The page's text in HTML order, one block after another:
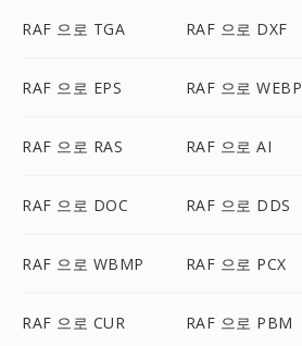
RAF 으로 TGA RAF 으로 DXF
RAF 으로 EPS RAF 으로 WEBP
RAF 으로 RAS RAF 으로 AI
RAF 으로 DOC RAF 으로 DDS
RAF 으로 WBMP RAF 으로 PCX
RAF 으로 CUR RAF 으로 PBM